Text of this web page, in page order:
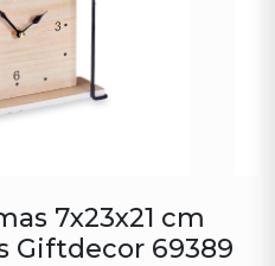
7x23x21 cm
Giftdecor 69389